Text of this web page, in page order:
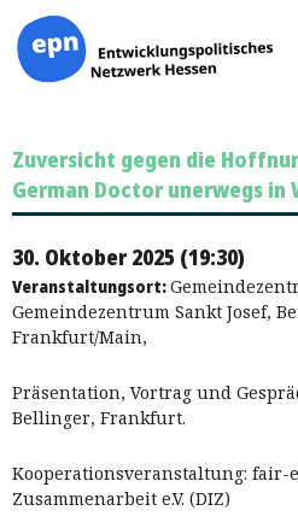
Inhalt
springen
Zuversicht gegen die
German Doctor unerwegs
30. Oktober 2025 (19:30)
Veranstaltungsort:
Gemeindezentrum Sankt Josef,
Frankfurt/Main,
Präsentation, Vortrag und
Bellinger, Frankfurt.
Kooperationsveranstaltung: fair-
Zusammenarbeit e.V. (DIZ)